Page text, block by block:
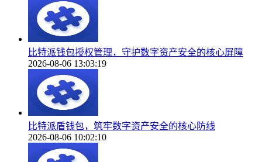
比特派钱包授权管理，守护数字资产安全的核心屏障
2026-08-06 13:03:19
比特派盾钱包，筑牢数字资产安全的核心防线
2026-08-06 10:02:10